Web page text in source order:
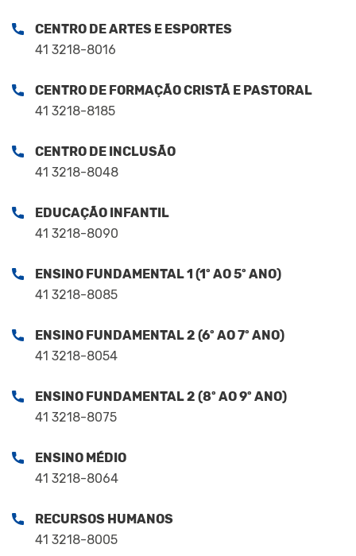
CENTRO DE ARTES E ESPORTES
41 3218-8016
CENTRO DE FORMAÇÃO CRISTÃ E PASTORAL
41 3218-8185
CENTRO DE INCLUSÃO
41 3218-8048
EDUCAÇÃO INFANTIL
41 3218-8090
ENSINO FUNDAMENTAL 1 (1º AO 5º ANO)
41 3218-8085
ENSINO FUNDAMENTAL 2 (6º AO 7º ANO)
41 3218-8054
ENSINO FUNDAMENTAL 2 (8º AO 9º ANO)
41 3218-8075
ENSINO MÉDIO
41 3218-8064
RECURSOS HUMANOS
41 3218-8005